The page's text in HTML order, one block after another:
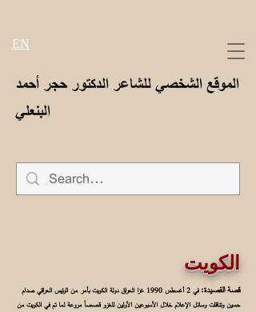
الموقع الشخصي للشاعر الدكتور حجر أحمد
البنعلي
EN
الكويت
قصة القصيدة:
في 2 أغسطس 1990 غزا العراق دولة الكويت بأمر من الرئيس العراقي صدام
حسين وتناقلت وسائل الإعلام خلال الأسبوعين الأولين للغزو قصصاً مروعة لما تم في الكويت من